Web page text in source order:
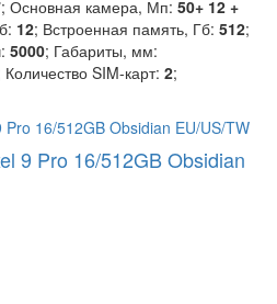
; Основная камера, Мп: 50+ 12 +
12; Встроенная память, Гб: 512;
5000; Габариты, мм:
Количество SIM-карт: 2;
9 Pro 16/512GB Obsidian